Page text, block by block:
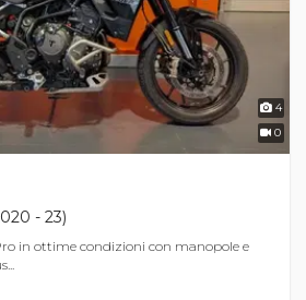
4
0
- 23)
in ottime condizioni con manopole e